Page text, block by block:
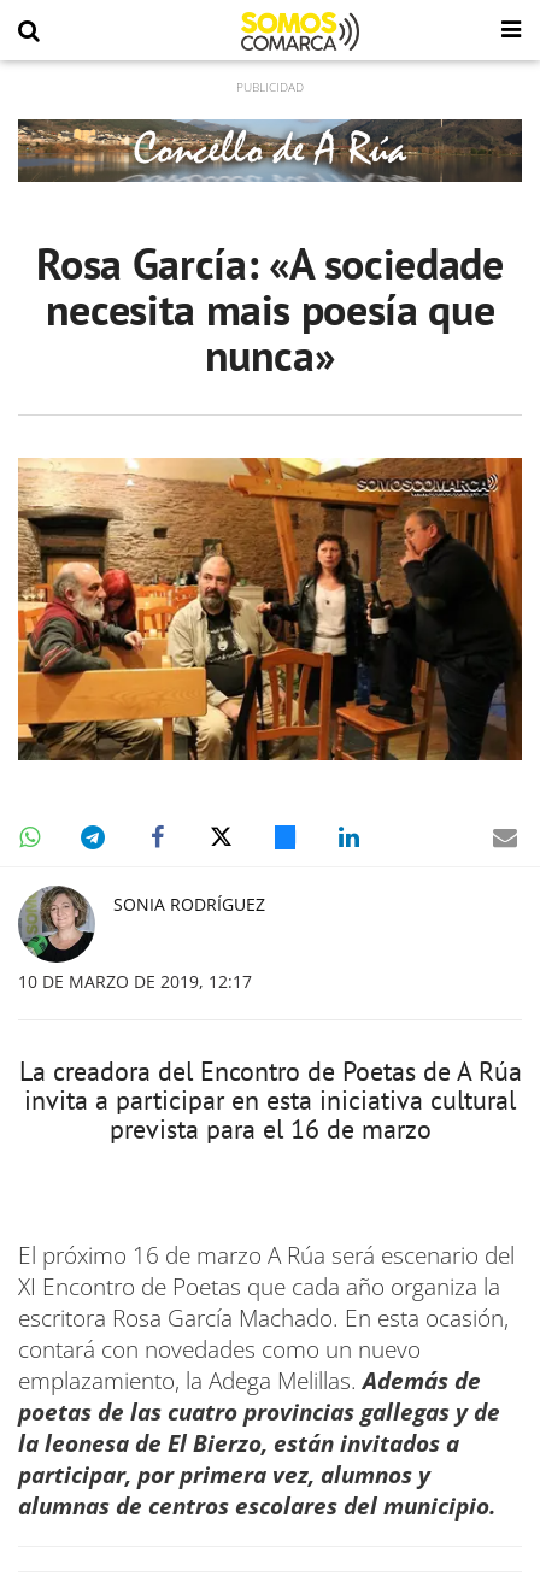
Rosa García: «A sociedade
necesita mais poesía que
nunca»
SONIA RODRÍGUEZ
10 DE MARZO DE 2019, 12:17
La creadora del Encontro de Poetas de A Rúa
invita a participar en esta iniciativa cultural
prevista para el 16 de marzo
El próximo 16 de marzo A Rúa será escenario del
XI Encontro de Poetas que cada año organiza la
escritora Rosa García Machado. En esta ocasión,
contará con novedades como un nuevo
emplazamiento, la Adega Melillas.Además de
poetas de las cuatro provincias gallegas y de
la leonesa de El Bierzo, están invitados a
participar, por primera vez, alumnos y
alumnas de centros escolares del municipio.